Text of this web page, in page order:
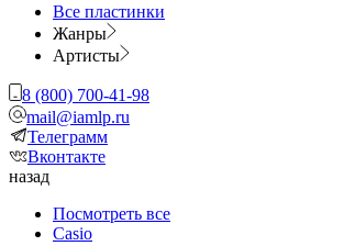
Все пластинки
Жанры
Артисты
8 (800) 700-41-98
mail@iamlp.ru
Телеграмм
Вконтакте
назад
Посмотреть все
Casio